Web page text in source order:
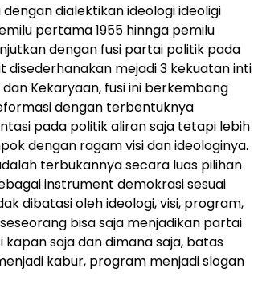
dialektikan ideologi ideoligi
pertama 1955 hinnga pemilu
dengan fusi partai politik pada
mejadi 3 kekuatan inti
Kekaryaan, fusi ini berkembang
dengan terbentuknya
pada politik aliran saja tetapi lebih
dengan ragam visi dan ideologinya.
terbukannya secara luas pilihan
instrument demokrasi sesuai
dibatasi oleh ideologi, visi, program,
bisa saja menjadikan partai
saja dan dimana saja, batas
kabur, program menjadi slogan